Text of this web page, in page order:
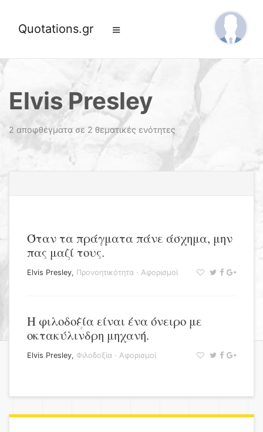
Quotations.gr
Elvis Presley
2 αποφθέγματα σε 2 θεματικές ενότητες
Όταν τα πράγματα πάνε άσχημα, μην
πας μαζί τους.
Elvis Presley, Προνοητικότητα · Αφορισμοί
Η φιλοδοξία είναι ένα όνειρο με
οκτακύλινδρη μηχανή.
Elvis Presley, Φιλοδοξία · Αφορισμοί